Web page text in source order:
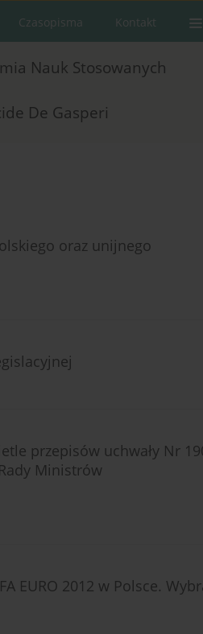
Czasopisma Kontakt
Nauk Stosowanych
De Gasperi
oraz unijnego
przepisów uchwały Nr
Ministrów
EURO 2012 w Polsce.